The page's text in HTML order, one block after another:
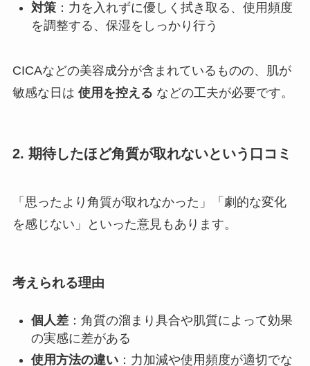
対策：力を入れずに優しく拭き取る、使用頻度
を調整する、保湿をしっかり行う
CICAなどの美容成分が含まれているものの、肌が
敏感な日は 使用を控える などの工夫が必要です。
2. 期待したほど角質が取れないという口コミ
「思ったより角質が取れなかった」「劇的な変化
を感じない」といった意見もあります。
考えられる理由
個人差：角質の溜まり具合や肌質によって効果
の実感に差がある
使用方法の違い：力加減や使用頻度が適切でな